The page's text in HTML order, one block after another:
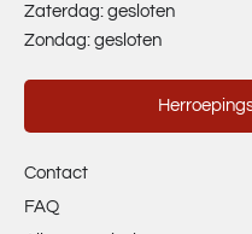
Zaterdag: gesloten
Zondag: gesloten
Contact
FAQ